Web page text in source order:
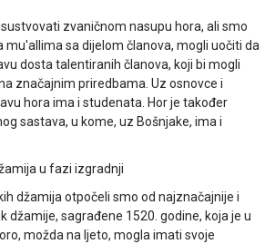
zvaničnom nasupu hora, ali smo
mu'allima sa dijelom članova, mogli uočiti da
dosta talentiranih članova, koji bi mogli
značajnim priredbama. Uz osnovce i
hora ima i studenata. Hor je također
sastava, u kome, uz Bošnjake, ima i
u fazi izgradnji
džamija otpočeli smo od najznačajnije i
džamije, sagrađene 1520. godine, koja je u
možda na ljeto, mogla imati svoje